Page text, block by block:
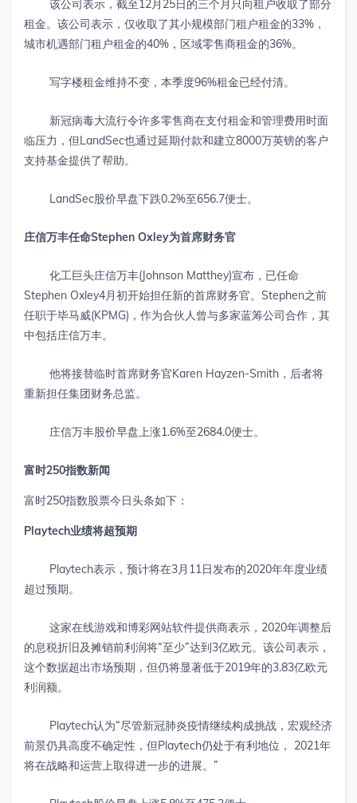
该公司表示，截至12月25日的三个月只向租户收取了部分
租金。该公司表示，仅收取了其小规模部门租户租金的33%，
城市机遇部门租户租金的40%，区域零售商租金的36%。
写字楼租金维持不变，本季度96%租金已经付清。
新冠病毒大流行令许多零售商在支付租金和管理费用时面
临压力，但LandSec也通过延期付款和建立8000万英镑的客户
支持基金提供了帮助。
LandSec股价早盘下跌0.2%至656.7便士。
庄信万丰任命Stephen Oxley为首席财务官
化工巨头庄信万丰(Johnson Matthey)宣布，已任命
Stephen Oxley4月初开始担任新的首席财务官。Stephen之前
任职于毕马威(KPMG)，作为合伙人曾与多家蓝筹公司合作，其
中包括庄信万丰。
他将接替临时首席财务官Karen Hayzen-Smith，后者将
重新担任集团财务总监。
庄信万丰股价早盘上涨1.6%至2684.0便士。
富时250指数新闻
富时250指数股票今日头条如下：
Playtech业绩将超预期
Playtech表示，预计将在3月11日发布的2020年年度业绩
超过预期。
这家在线游戏和博彩网站软件提供商表示，2020年调整后
的息税折旧及摊销前利润将“至少”达到3亿欧元。该公司表示，
这个数据超出市场预期，但仍将显著低于2019年的3.83亿欧元
利润额。
Playtech认为“尽管新冠肺炎疫情继续构成挑战，宏观经济
前景仍具高度不确定性，但Playtech仍处于有利地位， 2021年
将在战略和运营上取得进一步的进展。”